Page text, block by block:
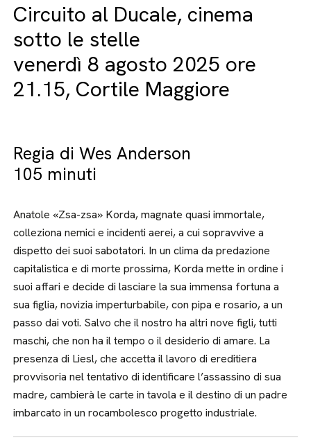
Circuito al Ducale, cinema
sotto le stelle
venerdì 8 agosto 2025 ore
21.15, Cortile Maggiore
Regia di Wes Anderson
105 minuti
Anatole «Zsa-zsa» Korda, magnate quasi immortale,
colleziona nemici e incidenti aerei, a cui sopravvive a
dispetto dei suoi sabotatori. In un clima da predazione
capitalistica e di morte prossima, Korda mette in ordine i
suoi affari e decide di lasciare la sua immensa fortuna a
sua figlia, novizia imperturbabile, con pipa e rosario, a un
passo dai voti. Salvo che il nostro ha altri nove figli, tutti
maschi, che non ha il tempo o il desiderio di amare. La
presenza di Liesl, che accetta il lavoro di ereditiera
provvisoria nel tentativo di identificare l’assassino di sua
madre, cambierà le carte in tavola e il destino di un padre
imbarcato in un rocambolesco progetto industriale.